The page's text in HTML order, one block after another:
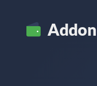
Addon